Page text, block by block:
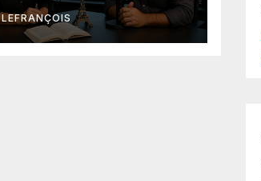
LEFRANÇOIS